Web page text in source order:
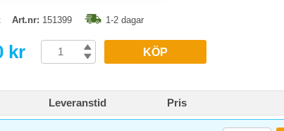
Art.nr: 151399 1-2 dagar
kr KÖP
Leveranstid Pris